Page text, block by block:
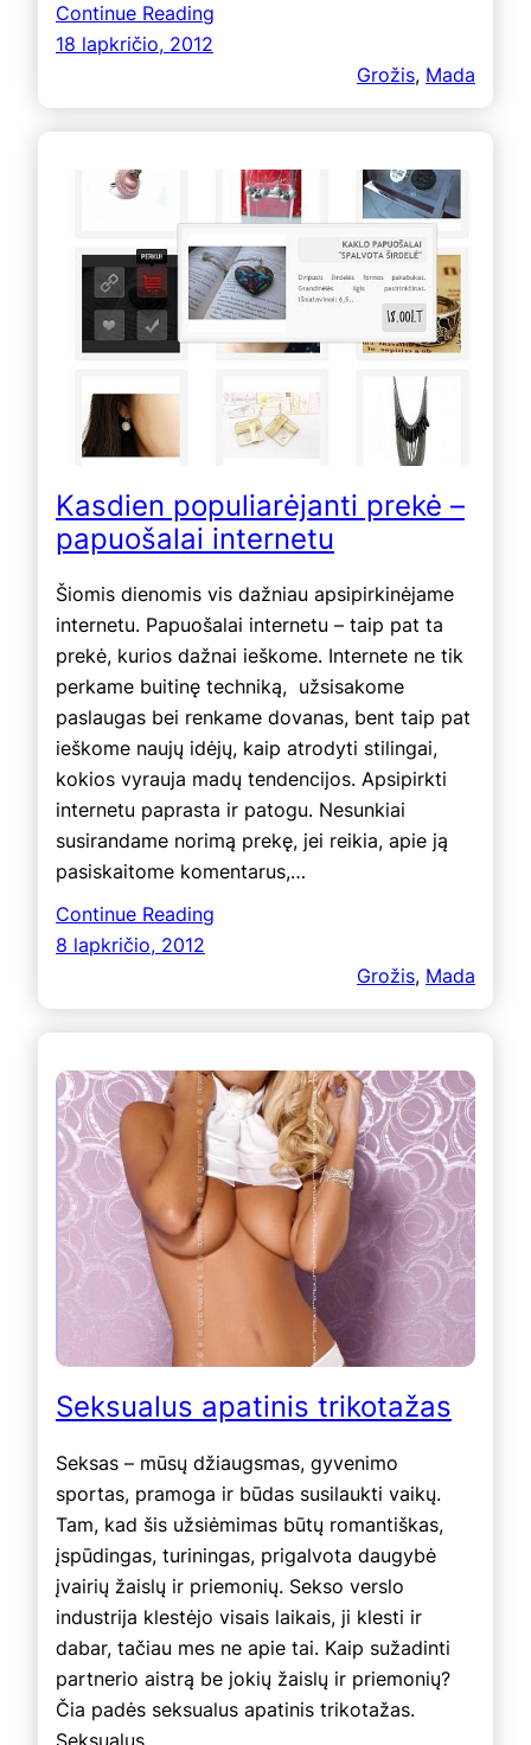
Continue Reading
18 lapkričio, 2012
Grožis, Mada
Kasdien populiarėjanti prekė –
papuošalai internetu
Šiomis dienomis vis dažniau apsipirkinėjame
internetu. Papuošalai internetu – taip pat ta
prekė, kurios dažnai ieškome. Internete ne tik
perkame buitinę techniką, užsisakome
paslaugas bei renkame dovanas, bent taip pat
ieškome naujų idėjų, kaip atrodyti stilingai,
kokios vyrauja madų tendencijos. Apsipirkti
internetu paprasta ir patogu. Nesunkiai
susirandame norimą prekę, jei reikia, apie ją
pasiskaitome komentarus,…
Continue Reading
8 lapkričio, 2012
Grožis, Mada
Seksualus apatinis trikotažas
Seksas – mūsų džiaugsmas, gyvenimo
sportas, pramoga ir būdas susilaukti vaikų.
Tam, kad šis užsiėmimas būtų romantiškas,
įspūdingas, turiningas, prigalvota daugybė
įvairių žaislų ir priemonių. Sekso verslo
industrija klestėjo visais laikais, ji klesti ir
dabar, tačiau mes ne apie tai. Kaip sužadinti
partnerio aistrą be jokių žaislų ir priemonių?
Čia padės seksualus apatinis trikotažas.
Seksualus…